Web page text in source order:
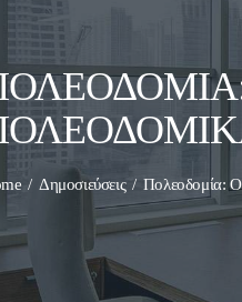
εργαλείων
Δημοσιεύσεις Πολεοδομία: